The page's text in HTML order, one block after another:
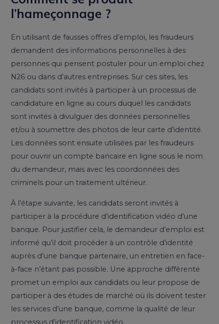
l’hameçonnage ?
En utilisant de fausses offres d’emploi, les fraudeurs
demandent des informations personnelles à des
personnes qui pensent postuler pour un emploi chez
N26 ou dans d’autres entreprises. Sur ces sites, les
candidats sont invités à participer à un processus de
candidature en ligne au cours duquel les candidats
sont invités à divulguer des données personnelles
et/ou à soumettre des photos de leur carte d’identité.
Les données sont ensuite utilisées par les fraudeurs
pour ouvrir un compte bancaire en ligne sous le nom
du demandeur, mais avec les coordonnées des
criminels pour un traitement ultérieur.
À l’étape suivante, les candidats seront invités à
participer à la procédure d’identification vidéo d’une
banque. Pour justifier cela, le demandeur d’emploi est
informé qu’il doit procéder à un contrôle d’identité
auprès d’une banque partenaire, un entretien en face-
à-face n’étant pas possible. Une approche différente
promet un emploi aux candidats ou leur propose de
participer à des études de marché où ils doivent tester
les services d’une banque, comme la qualité de leur
processus d’identification vidéo.